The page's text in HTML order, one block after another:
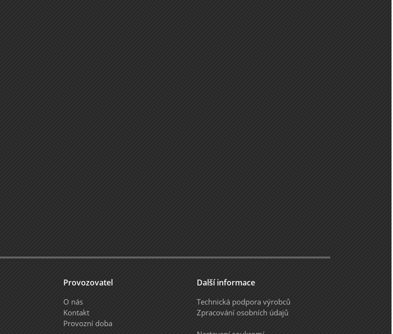
Provozovatel
O nás
Kontakt
Provozní doba
Další informace
Technická podpora výrobců
Zpracování osobních údajů